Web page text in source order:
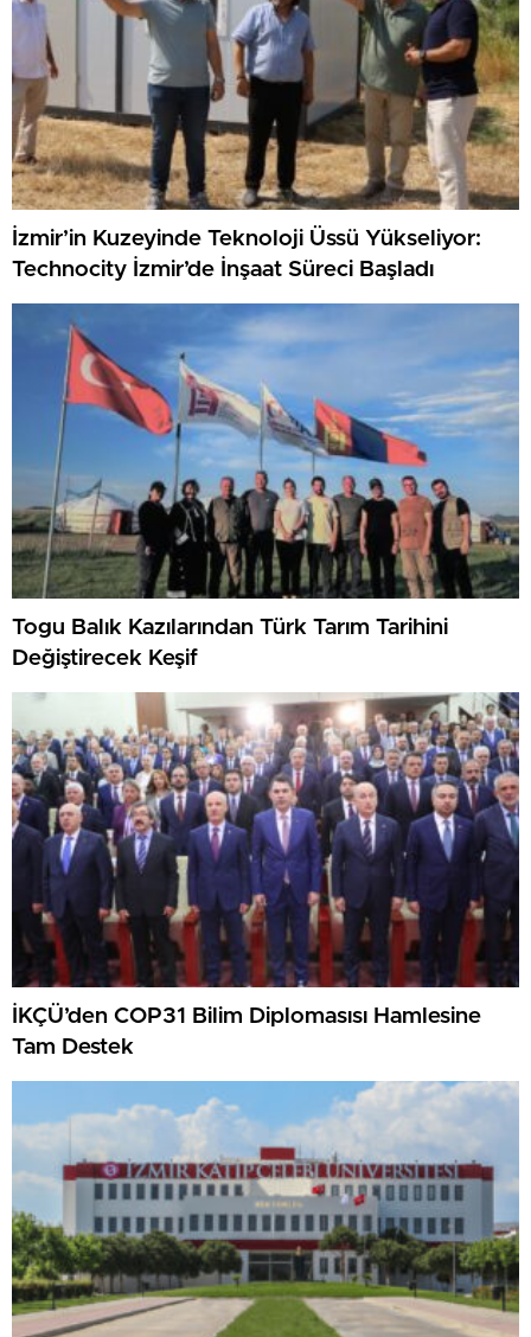
İzmir’in Kuzeyinde Teknoloji Üssü Yükseliyor:
Technocity İzmir’de İnşaat Süreci Başladı
Togu Balık Kazılarından Türk Tarım Tarihini
Değiştirecek Keşif
İKÇÜ’den COP31 Bilim Diplomasısı Hamlesine
Tam Destek